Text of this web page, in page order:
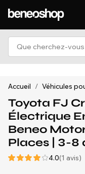
Accueil / Véhicules
Toyota FJ
Électrique
Beneo
Places | 3-8
4.0(1 avis)